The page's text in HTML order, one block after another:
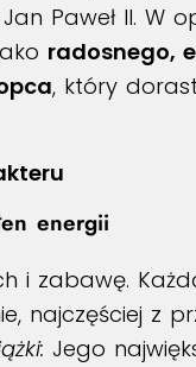
Paweł II. W
radosnego,
, który
energii
i zabawę.
najczęściej z
Jego